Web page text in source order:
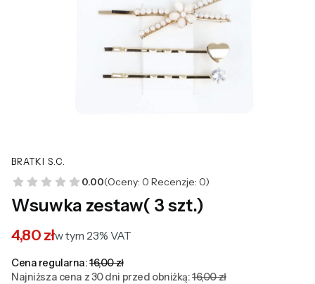
BRATKI S.C.
0.00(Oceny: 0 Recenzje: 0)
Wsuwka zestaw( 3 szt.)
4,80 złw tym 23% VAT
w tym 23% VAT
Cena regularna:16,00 zł
Najniższa cena z 30 dni przed obniżką:16,00 zł